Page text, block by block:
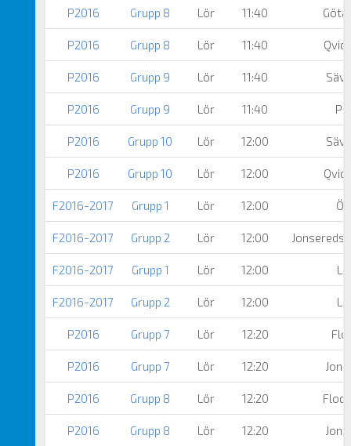
P2016 Grupp 8 Lör 11:40
P2016 Grupp 8 Lör 11:40
P2016 Grupp 9 Lör 11:40
P2016 Grupp 9 Lör 11:40
P2016 Grupp 10 Lör 12:00
P2016 Grupp 10 Lör 12:00
F2016-2017 Grupp 1 Lör 12:00
F2016-2017 Grupp 2 Lör 12:00 Jonsereds
F2016-2017 Grupp 1 Lör 12:00
F2016-2017 Grupp 2 Lör 12:00
P2016 Grupp 7 Lör 12:20
P2016 Grupp 7 Lör 12:20
P2016 Grupp 8 Lör 12:20
P2016 Grupp 8 Lör 12:20